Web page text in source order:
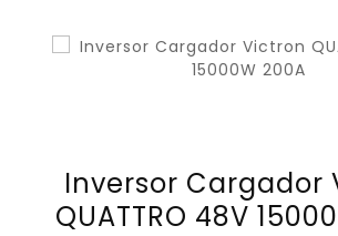
Inversor Cargador
QUATTRO 48V